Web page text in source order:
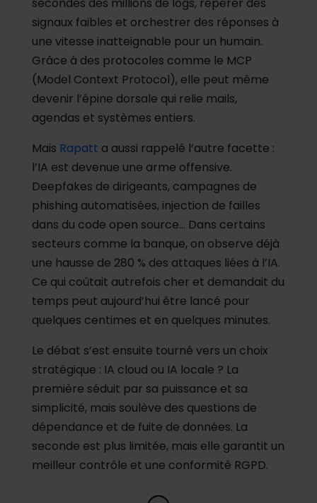
signaux faibles et orchestrer des réponses à
une vitesse inatteignable pour un humain.
Grâce à des protocoles comme le MCP
(Model Context Protocol), elle peut même
devenir l’épine dorsale qui relie mails,
agendas et systèmes entiers.
Mais Rapatt a aussi rappelé l’autre facette :
l’IA est devenue une arme offensive.
Deepfakes de dirigeants, campagnes de
phishing automatisées, injection de failles
dans du code open source… Dans certains
secteurs comme la banque, on observe déjà
une hausse de 280 % des attaques liées à l’IA.
Ce qui coûtait autrefois cher et demandait du
temps peut aujourd’hui être lancé pour
quelques centimes et en quelques minutes.
Le débat s’est ensuite tourné vers un choix
stratégique : IA cloud ou IA locale ? La
première séduit par sa puissance et sa
simplicité, mais soulève des questions de
dépendance et de fuite de données. La
seconde est plus limitée, mais elle garantit un
meilleur contrôle et une conformité RGPD.